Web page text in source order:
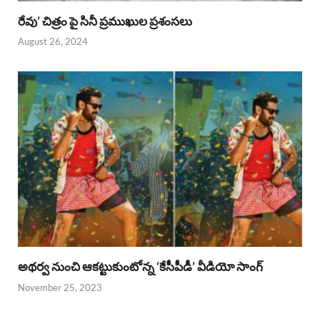
రేవు’ చిత్రం పై సినీ ప్రముఖుల ప్రశంసలు
August 26, 2024
అథర్వ నుంచి ఆకట్టుకుంటోన్న ‘కేసీపీడీ’ వీడియో సాంగ్
November 25, 2023